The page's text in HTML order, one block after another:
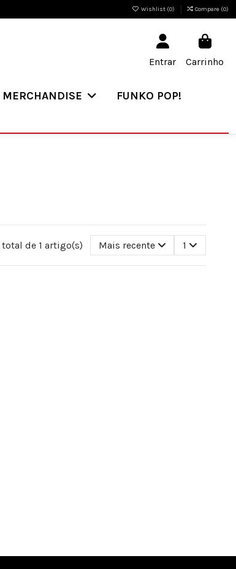
Wishlist (0) Compare (0)
Entrar Carrinho
MERCHANDISE
FUNKO POP!
de 1 artigo(s) Mais recente 1